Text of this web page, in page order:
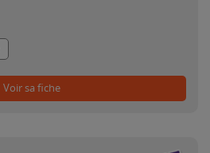
Voir sa fiche